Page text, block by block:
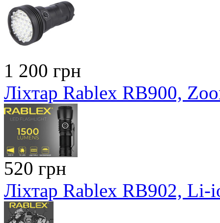
1 200 грн
Ліхтар Rablex RB900,
520 грн
Ліхтар Rablex RB902,